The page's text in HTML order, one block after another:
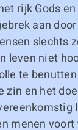
rijk Gods
aan
slechts
leven niet
te
en het
menen